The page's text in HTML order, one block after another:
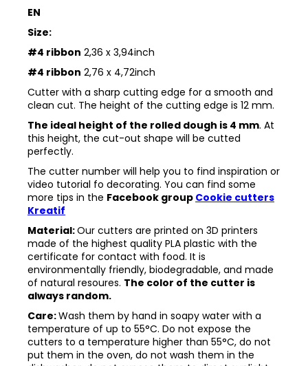
EN
Size:
#4 ribbon 2,36 x 3,94inch
#4 ribbon 2,76 x 4,72inch
Cutter with a sharp cutting edge for a smooth and
clean cut. The height of the cutting edge is 12 mm.
The ideal height of the rolled dough is 4 mm. At
this height, the cut-out shape will be cutted
perfectly.
The cutter number will help you to find inspiration or
video tutorial fo decorating. You can find some
more tips in the Facebook group Cookie cutters
Kreatif
Material:Our cutters are printed on 3D printers
made of the highest quality PLA plastic with the
certificate for contact with food. It is
environmentally friendly, biodegradable, and made
of natural resoures. The color of the cutter is
always random.
Care:Wash them by hand in soapy water with a
temperature of up to 55°C. Do not expose the
cutters to a temperature higher than 55°C, do not
put them in the oven, do not wash them in the